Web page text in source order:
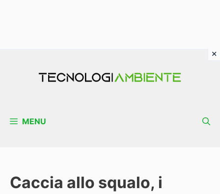
MENU
Caccia allo squalo, i